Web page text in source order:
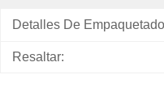
Detalles De
Resaltar: